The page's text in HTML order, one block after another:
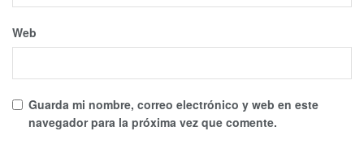
Web
Guarda mi nombre, correo electrónico y web en este
navegador para la próxima vez que comente.